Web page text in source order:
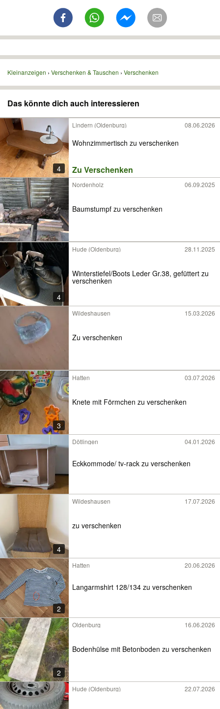
Kleinanzeigen Verschenken & Tauschen Verschenken
Das könnte dich auch interessieren
4
Lindern (Oldenburg) 08.06.2026
Wohnzimmertisch zu verschenken
Zu Verschenken
Nordenholz 06.09.2025
Baumstumpf zu verschenken
4
Hude (Oldenburg) 28.11.2025
Winterstiefel/Boots Leder Gr.38, gefüttert zu
verschenken
Wildeshausen 15.03.2026
Zu verschenken
3
Hatten 03.07.2026
Knete mit Förmchen zu verschenken
Dötlingen 04.01.2026
Eckkommode/ tv-rack zu verschenken
4
Wildeshausen 17.07.2026
zu verschenken
2
Hatten 20.06.2026
Langarmshirt 128/134 zu verschenken
2
Oldenburg 16.06.2026
Bodenhülse mit Betonboden zu verschenken
Hude (Oldenburg) 22.07.2026